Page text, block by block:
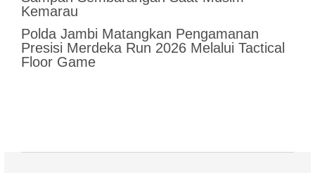
Kemarau
Polda Jambi Matangkan Pengamanan
Presisi Merdeka Run 2026 Melalui Tactical
Floor Game